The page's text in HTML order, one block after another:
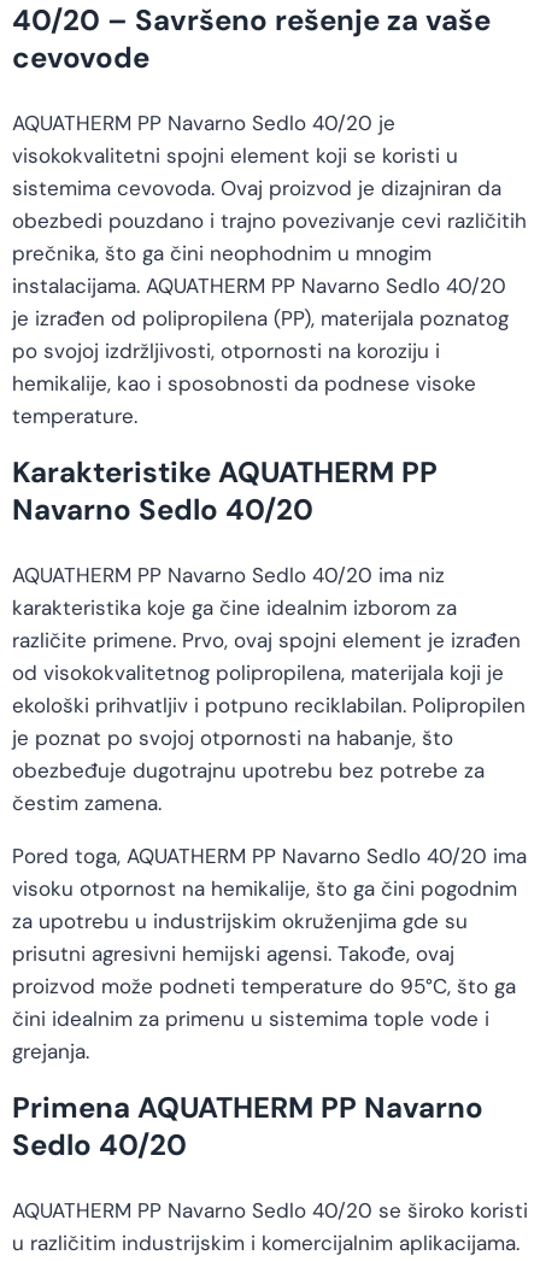
40/20 – Savršeno rešenje za vaše
cevovode
AQUATHERM PP Navarno Sedlo 40/20 je
visokokvalitetni spojni element koji se koristi u
sistemima cevovoda. Ovaj proizvod je dizajniran da
obezbedi pouzdano i trajno povezivanje cevi različitih
prečnika, što ga čini neophodnim u mnogim
instalacijama. AQUATHERM PP Navarno Sedlo 40/20
je izrađen od polipropilena (PP), materijala poznatog
po svojoj izdržljivosti, otpornosti na koroziju i
hemikalije, kao i sposobnosti da podnese visoke
temperature.
Karakteristike AQUATHERM PP
Navarno Sedlo 40/20
AQUATHERM PP Navarno Sedlo 40/20 ima niz
karakteristika koje ga čine idealnim izborom za
različite primene. Prvo, ovaj spojni element je izrađen
od visokokvalitetnog polipropilena, materijala koji je
ekološki prihvatljiv i potpuno reciklabilan. Polipropilen
je poznat po svojoj otpornosti na habanje, što
obezbeđuje dugotrajnu upotrebu bez potrebe za
čestim zamena.
Pored toga, AQUATHERM PP Navarno Sedlo 40/20 ima
visoku otpornost na hemikalije, što ga čini pogodnim
za upotrebu u industrijskim okruženjima gde su
prisutni agresivni hemijski agensi. Takođe, ovaj
proizvod može podneti temperature do 95°C, što ga
čini idealnim za primenu u sistemima tople vode i
grejanja.
Primena AQUATHERM PP Navarno
Sedlo 40/20
AQUATHERM PP Navarno Sedlo 40/20 se široko koristi
u različitim industrijskim i komercijalnim aplikacijama.